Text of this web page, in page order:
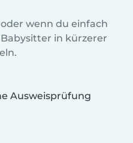
wenn du einfach
in kürzerer
Ausweisprüfung